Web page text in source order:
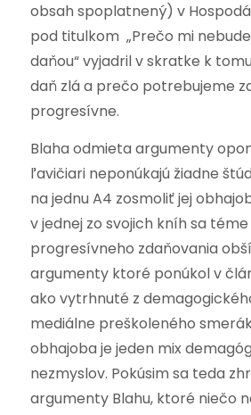
obsah spoplatnený) v
pod titulkom „Prečo mi
daňou“ vyjadril v skratke k
daň zlá a prečo potrebujeme
progresívne.
Blaha odmieta argumenty
ľavičiari neponúkajú žiadne
na jednu A4 zosmoliť jej
v jednej zo svojich kníh sa
progresívneho zdaňovania
argumenty ktoré ponúkol v
ako vytrhnuté z
mediálne preškoleného
obhajoba je jeden mix
nezmyslov. Pokúsim sa teda
argumenty Blahu, ktoré niečo